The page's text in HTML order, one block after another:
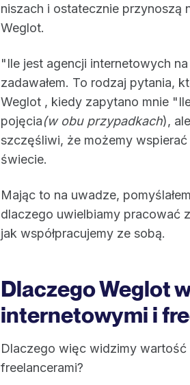
niszach i ostatecznie przynoszą
Weglot.
"Ile jest agencji internetowych
zadawałem. To rodzaj pytania,
Weglot , kiedy zapytano mnie
pojęcia(w obu przypadkach),
szczęśliwi, że możemy
świecie.
Mając to na uwadze,
dlaczego uwielbiamy pracować
jak współpracujemy ze sobą.
Dlaczego Weglot
internetowymi i
Dlaczego więc widzimy wartość
freelancerami?